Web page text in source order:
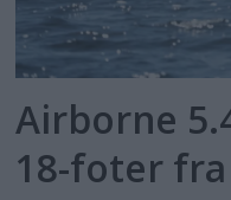
Airborne
18-foter